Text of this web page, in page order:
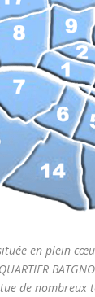
en plein
de nombreux